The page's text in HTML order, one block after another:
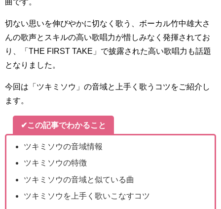
曲です。
切ない思いを伸びやかに切なく歌う、ボーカル竹中雄大さ
んの歌声とスキルの高い歌唱力が惜しみなく発揮されてお
り、「THE FIRST TAKE」で披露された高い歌唱力も話題
となりました。
今回は「ツキミソウ」の音域と上手く歌うコツをご紹介し
ます。
✔この記事でわかること
ツキミソウの音域情報
ツキミソウの特徴
ツキミソウの音域と似ている曲
ツキミソウを上手く歌いこなすコツ